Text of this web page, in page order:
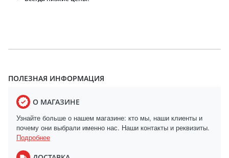
ПОЛЕЗНАЯ ИНФОРМАЦИЯ
О МАГАЗИНЕ
Узнайте больше о нашем магазине: кто мы, наши клиенты и
почему они выбрали именно нас. Наши контакты и реквизиты.
Подробнее